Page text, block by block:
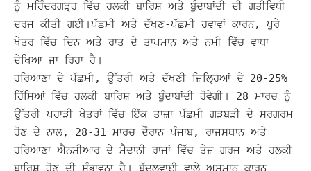
ਨੂੰ ਮਹਿੰਦਰਗੜ੍ਹ ਵਿੱਚ ਹਲਕੀ ਬਾਰਿਸ਼ ਅਤੇ ਬੂੰਦਾਬਾਂਦੀ ਦੀ ਗਤੀਵਿਧੀ
ਦਰਜ ਕੀਤੀ ਗਈ।ਪੱਛਮੀ ਅਤੇ ਦੱਖਣ-ਪੱਛਮੀ ਹਵਾਵਾਂ ਕਾਰਨ, ਪੂਰੇ
ਖੇਤਰ ਵਿੱਚ ਦਿਨ ਅਤੇ ਰਾਤ ਦੇ ਤਾਪਮਾਨ ਅਤੇ ਨਮੀ ਵਿੱਚ ਵਾਧਾ
ਦੇਖਿਆ ਜਾ ਰਿਹਾ ਹੈ।
ਹਰਿਆਣਾ ਦੇ ਪੱਛਮੀ, ਉੱਤਰੀ ਅਤੇ ਦੱਖਣੀ ਜ਼ਿਲ੍ਹਿਆਂ ਦੇ 20-25%
ਹਿੱਸਿਆਂ ਵਿੱਚ ਹਲਕੀ ਬਾਰਿਸ਼ ਅਤੇ ਬੂੰਦਾਬਾਂਦੀ ਹੋਵੇਗੀ। 28 ਮਾਰਚ ਨੂੰ
ਉੱਤਰੀ ਪਹਾੜੀ ਖੇਤਰਾਂ ਵਿੱਚ ਇੱਕ ਤਾਜ਼ਾ ਪੱਛਮੀ ਗੜਬੜੀ ਦੇ ਸਰਗਰਮ
ਹੋਣ ਦੇ ਨਾਲ, 28-31 ਮਾਰਚ ਦੌਰਾਨ ਪੰਜਾਬ, ਰਾਜਸਥਾਨ ਅਤੇ
ਹਰਿਆਣਾ ਐਨਸੀਆਰ ਦੇ ਮੈਦਾਨੀ ਰਾਜਾਂ ਵਿੱਚ ਤੇਜ਼ ਗਰਜ ਅਤੇ ਹਲਕੀ
ਬਾਰਿਸ਼ ਹੋਣ ਦੀ ਸੰਭਾਵਨਾ ਹੈ। ਬੱਦਲਵਾਈ ਵਾਲੇ ਅਸਮਾਨ ਕਾਰਨ